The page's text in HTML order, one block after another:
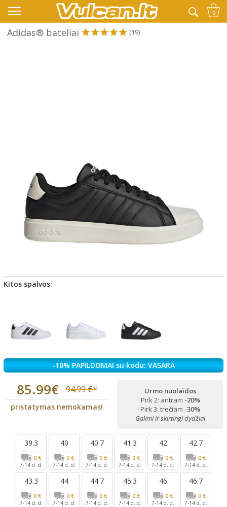
👉 -10% KODAS VISKAM PAPILDOMAI: VASARA 0
Adidas® bateliai (19)
Kitos spalvos:
-10% PAPILDOMAI su kodu: VASARA
85.99€ 94.99 €*
pristatymas nemokamas!
Urmo nuolaidos
Pirk 2: antram -20%
Pirk 3: trečiam -30%
Galimi ir skirtingi dydžiai
39.3
0 €
7-14 d. d.
40
0 €
7-14 d. d.
40.7
0 €
7-14 d. d.
41.3
0 €
7-14 d. d.
42
0 €
7-14 d. d.
42.7
0 €
7-14 d. d.
43.3
0 €
7-14 d. d.
44
0 €
7-14 d. d.
44.7
0 €
7-14 d. d.
45.3
0 €
7-14 d. d.
46
0 €
7-14 d. d.
46.7
0 €
7-14 d. d.